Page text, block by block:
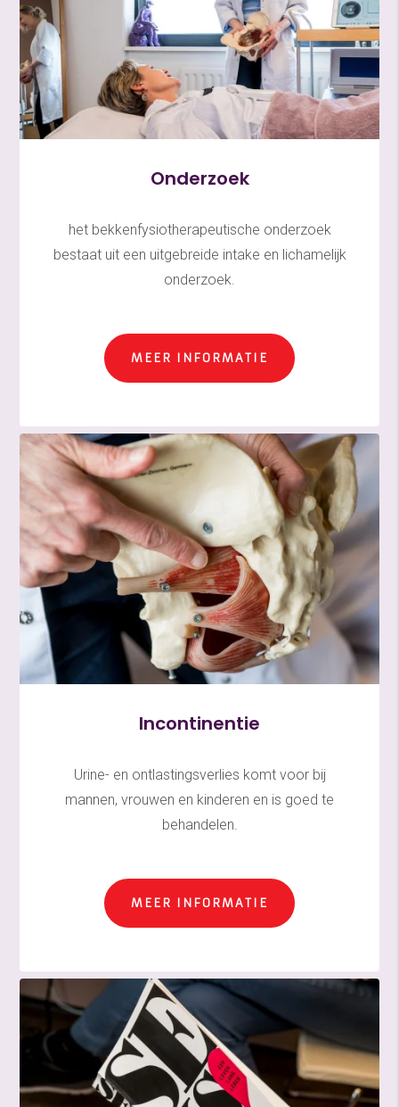
Onderzoek
het bekkenfysiotherapeutische onderzoek
bestaat uit een uitgebreide intake en lichamelijk
onderzoek.
MEER INFORMATIE
Incontinentie
Urine- en ontlastingsverlies komt voor bij
mannen, vrouwen en kinderen en is goed te
behandelen.
MEER INFORMATIE